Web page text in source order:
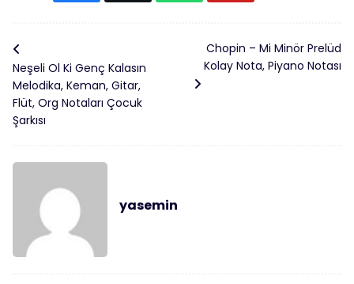
Neşeli Ol Ki Genç Kalasın
Melodika, Keman, Gitar,
Flüt, Org Notaları Çocuk
Şarkısı
Chopin – Mi Minör Prelüd
Kolay Nota, Piyano Notası
yasemin